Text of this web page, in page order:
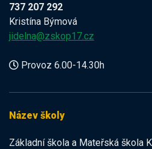
737 207 292
Kristína Býmová
jidelna@zskop17.cz
Provoz 6.00-14.30h
Název školy
Základní škola a Mateřská škola